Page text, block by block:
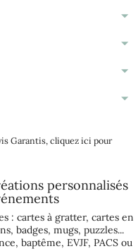
Garantis, cliquez ici pour
personnalisés
: cartes à gratter, cartes en
, badges, mugs, puzzles...
, baptême, EVJF, PACSou